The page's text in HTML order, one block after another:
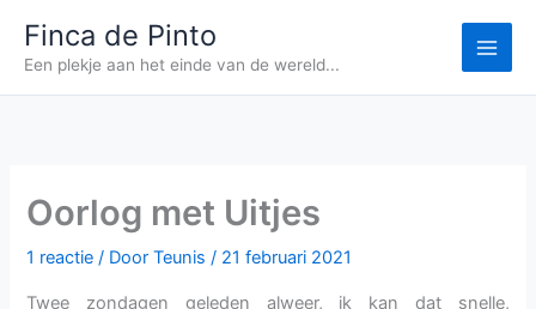
naar
inhoud
Finca de Pinto
Een plekje aan het einde van de wereld...
Oorlog met Uitjes
1 reactie / DoorTeunis/ 21 februari 2021
Twee zondagen geleden alweer, ik kan dat snelle,